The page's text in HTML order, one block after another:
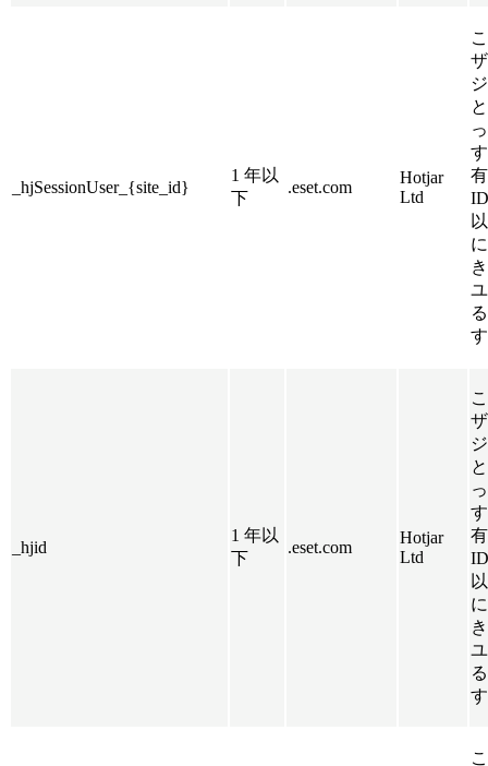
_hjSessionUser_{site_id}
1 年以
下
.eset.com
Hotjar
Ltd
_hjid
1 年以
下
.eset.com
Hotjar
Ltd